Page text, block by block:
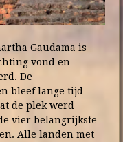
Gaudama is
vond en
De
bleef lange tijd
de plek werd
vier belangrijkste
Alle landen met